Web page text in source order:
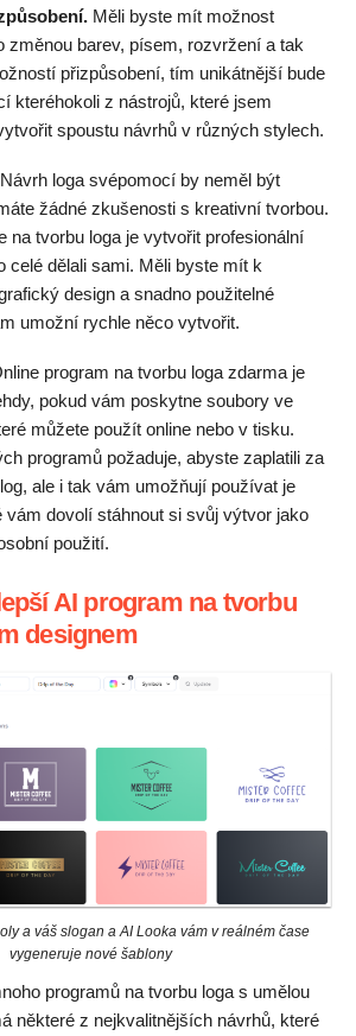
Měli byste mít možnost
změnou barev, písem, rozvržení a tak
přizpůsobení, tím unikátnější bude
kteréhokoli z nástrojů, které jsem
spoustu návrhů v různých stylech.
loga svépomocí by neměl být
žádné zkušenosti s kreativní tvorbou.
na tvorbu loga je vytvořit profesionální
celé dělali sami. Měli byste mít k
design a snadno použitelné
umožní rychle něco vytvořit.
program na tvorbu loga zdarma je
pokud vám poskytne soubory ve
můžete použít online nebo v tisku.
programů požaduje, abyste zaplatili za
ale i tak vám umožňují používat je
vám dovolí stáhnout si svůj výtvor jako
použití.
AI program na tvorbu
designem
a váš slogan a AI Looka vám v reálném čase
vygeneruje nové šablony
programů na tvorbu loga s umělou
některé z nejkvalitnějších návrhů, které